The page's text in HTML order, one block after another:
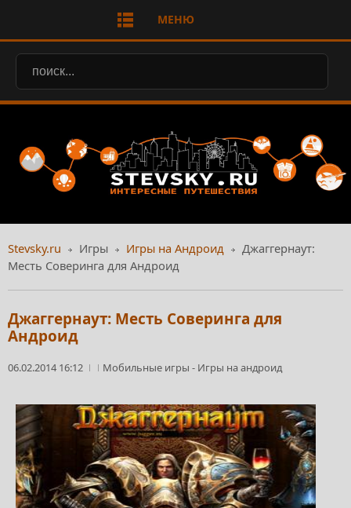
МЕНЮ
Stevsky.ru Игры Игры на Андроид
Джаггернаут:
Месть Соверинга для Андроид
Джаггернаут: Месть Соверинга для
Андроид
06.02.2014 16:12 Мобильные игры - Игры на андроид